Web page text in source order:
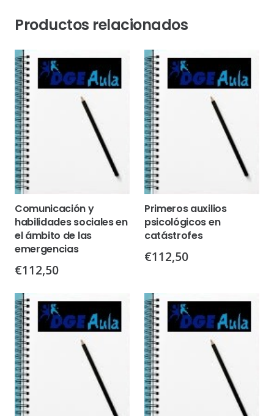
Productos relacionados
Comunicación y
habilidades sociales en
el ámbito de las
emergencias
€112,50
Primeros auxilios
psicológicos en
catástrofes
€112,50